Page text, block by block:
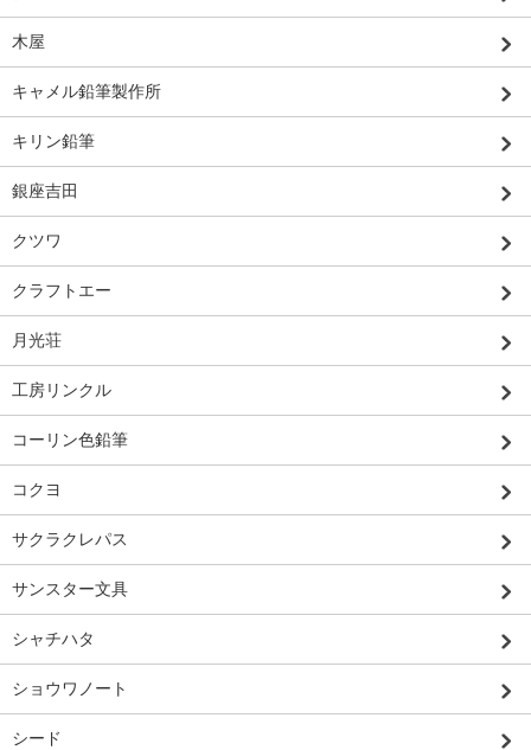
木屋
キャメル鉛筆製作所
キリン鉛筆
銀座吉田
クツワ
クラフトエー
月光荘
工房リンクル
コーリン色鉛筆
コクヨ
サクラクレパス
サンスター文具
シャチハタ
ショウワノート
シード